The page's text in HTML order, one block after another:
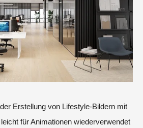
mit ergonomischen
Erstellung von Lifestyle-Bildern mit
für Animationen wiederverwendet